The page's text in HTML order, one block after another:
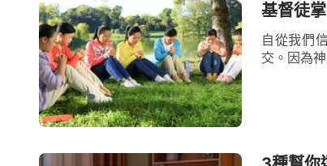
袍，俯伏在地說：『我赤身出於母胎，
耶和華的名是應當稱頌的。』
彼得當時
耶穌向彼得顯現，告訴彼得要為他再釘
得沒有對主耶穌提出無理的要求，而是
伯在試煉中的表現，看到他們在神面前
基督徒
自從我們
交。因為